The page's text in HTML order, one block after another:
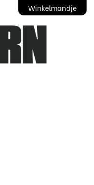
Winkelmandje